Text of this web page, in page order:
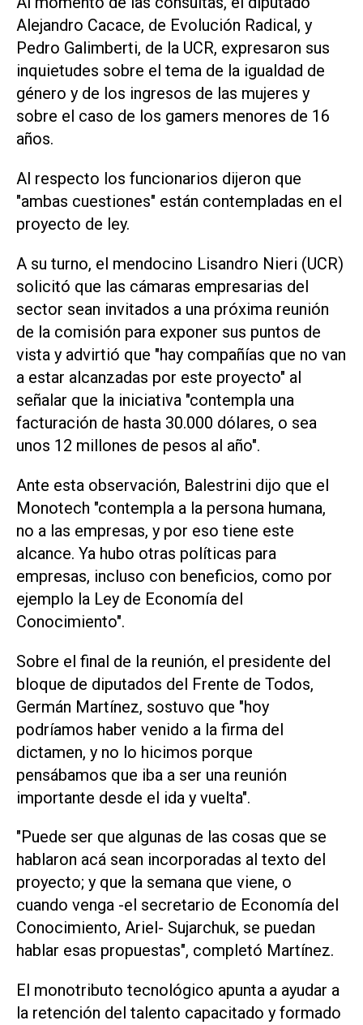
Alejandro Cacace, de Evolución Radical, y
Pedro Galimberti, de la UCR, expresaron sus
inquietudes sobre el tema de la igualdad de
género y de los ingresos de las mujeres y
sobre el caso de los gamers menores de 16
años.
Al respecto los funcionarios dijeron que
"ambas cuestiones" están contempladas en el
proyecto de ley.
A su turno, el mendocino Lisandro Nieri (UCR)
solicitó que las cámaras empresarias del
sector sean invitados a una próxima reunión
de la comisión para exponer sus puntos de
vista y advirtió que "hay compañías que no van
a estar alcanzadas por este proyecto" al
señalar que la iniciativa "contempla una
facturación de hasta 30.000 dólares, o sea
unos 12 millones de pesos al año".
Ante esta observación, Balestrini dijo que el
Monotech "contempla a la persona humana,
no a las empresas, y por eso tiene este
alcance. Ya hubo otras políticas para
empresas, incluso con beneficios, como por
ejemplo la Ley de Economía del
Conocimiento".
Sobre el final de la reunión, el presidente del
bloque de diputados del Frente de Todos,
Germán Martínez, sostuvo que "hoy
podríamos haber venido a la firma del
dictamen, y no lo hicimos porque
pensábamos que iba a ser una reunión
importante desde el ida y vuelta".
"Puede ser que algunas de las cosas que se
hablaron acá sean incorporadas al texto del
proyecto; y que la semana que viene, o
cuando venga -el secretario de Economía del
Conocimiento, Ariel- Sujarchuk, se puedan
hablar esas propuestas", completó Martínez.
El monotributo tecnológico apunta a ayudar a
la retención del talento capacitado y formado